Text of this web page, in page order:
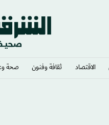
الاقتصاد ثقافة وفنون صحة